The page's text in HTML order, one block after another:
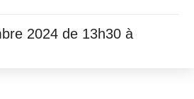
2024 de 13h30 à